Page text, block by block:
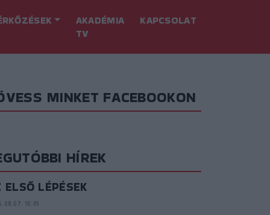
AKADÉMIA
TV
KAPCSOLAT
MINKET FACEBOOKON
HÍREK
ELSŐ LÉPÉSEK
16:45